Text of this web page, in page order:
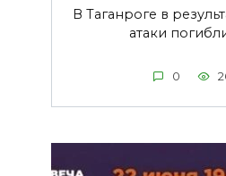
В Таганроге в
атаки
0